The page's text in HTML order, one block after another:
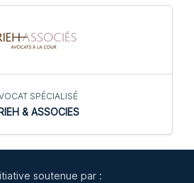
SPÉCIALISÉ
& ASSOCIES
soutenue par :